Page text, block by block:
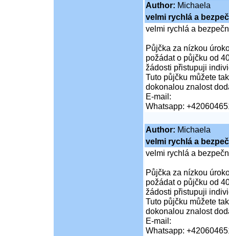
Author: Michaela
velmi rychlá a
velmi rychlá a
Půjčka za nízkou
požádat o půjčku od
žádosti přistupuji
Tuto půjčku můžete
dokonalou znalost
E-mail:
Whatsapp:
Author: Michaela
velmi rychlá a
velmi rychlá a
Půjčka za nízkou
požádat o půjčku od
žádosti přistupuji
Tuto půjčku můžete
dokonalou znalost
E-mail:
Whatsapp: